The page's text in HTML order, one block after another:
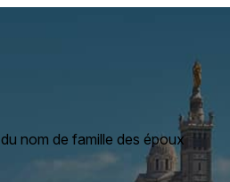
nom de famille des époux